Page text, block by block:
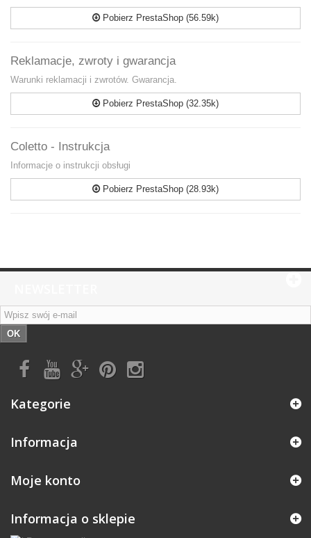
Pobierz PrestaShop (56.59k)
Reklamacje, zwroty i gwarancja
Warunki reklamacji i zwrotów. Gwarancja.
Pobierz PrestaShop (32.35k)
Coletto - Instrukcja
Informacje o instrukcji obsługi
Pobierz PrestaShop (28.93k)
OK
Kategorie
Informacja
Moje konto
Informacja o sklepie